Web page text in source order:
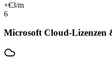
+€3/m
6
Microsoft Cloud-Lizenzen